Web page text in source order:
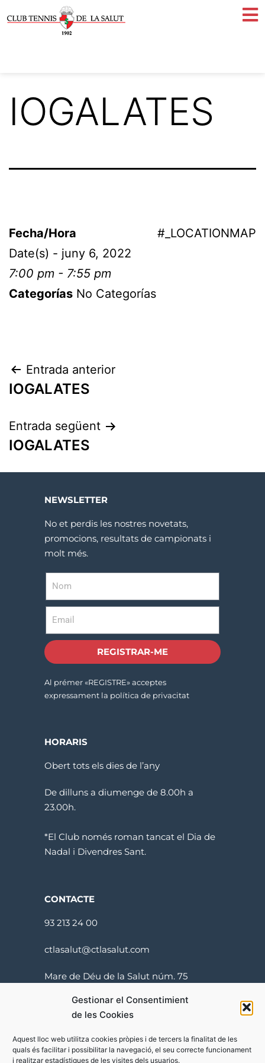
Gestionar el Consentimient
de les Cookies
Aquest lloc web utilitza cookies pròpies i de tercers la finalitat de les
quals és facilitar i possibilitar la navegació, el seu correcte funcionament
i realitzar estadístiques de les visites dels usuarios.
IOGALATES
#_LOCATIONMAP
Fecha/Hora
Date(s) - juny 6, 2022
7:00 pm - 7:55 pm
Categorías No Categorías
Entrada anterior
IOGALATES
Entrada següent
IOGALATES
NEWSLETTER
No et perdis les nostres novetats,
promocions, resultats de campionats i
molt més.
REGISTRAR-ME
Al prémer «REGISTRE» acceptes
expressament la política de privacitat
HORARIS
Obert tots els dies de l’any
De dilluns a diumenge de 8.00h a
23.00h.
*El Club només roman tancat el Dia de
Nadal i Divendres Sant.
CONTACTE
93 213 24 00
ctlasalut@ctlasalut.com
Mare de Déu de la Salut núm. 75